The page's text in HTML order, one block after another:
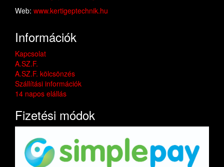
Web: www.kertigeptechnik.hu
Információk
Kapcsolat
A.SZ.F.
A.SZ.F. kölcsönzés
Szállítási információk
14 napos elállás
Fizetési módok